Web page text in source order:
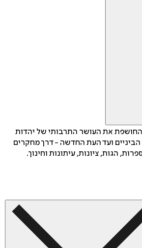
החושפת את העושר התרבותי של יהדות
הביניים ועד העת החדשה - דרך מחקרים
הגות, ציונות, עיתונות וחינוך.